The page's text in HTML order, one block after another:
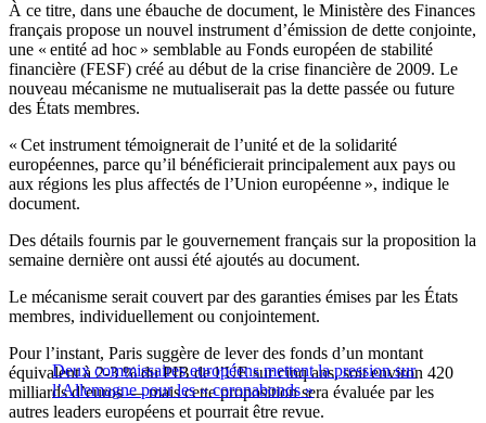
À ce titre, dans une ébauche de document, le Ministère des Finances
français propose un nouvel instrument d’émission de dette conjointe,
une « entité ad hoc » semblable au Fonds européen de stabilité
financière (FESF) créé au début de la crise financière de 2009. Le
nouveau mécanisme ne mutualiserait pas la dette passée ou future
des États membres.
« Cet instrument témoignerait de l’unité et de la solidarité
européennes, parce qu’il bénéficierait principalement aux pays ou
aux régions les plus affectés de l’Union européenne », indique le
document.
Des détails fournis par le gouvernement français sur la proposition la
semaine dernière ont aussi été ajoutés au document.
Le mécanisme serait couvert par des garanties émises par les États
membres, individuellement ou conjointement.
Deux commissaires européens mettent la pression sur
l’Allemagne pour les « coronabonds »
Pour l’instant, Paris suggère de lever des fonds d’un montant
équivalent à 2-3 % du PIB de l’UE sur cinq ans, soit environ 420
milliards d’euros — mais cette proposition sera évaluée par les
autres leaders européens et pourrait être revue.